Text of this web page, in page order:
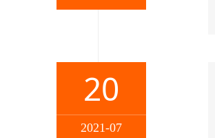
20
2021-07